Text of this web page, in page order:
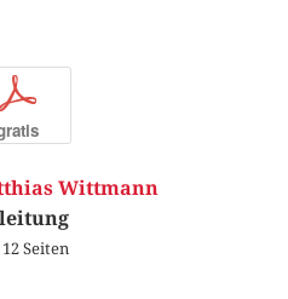
p
Wittmann
12 Seiten